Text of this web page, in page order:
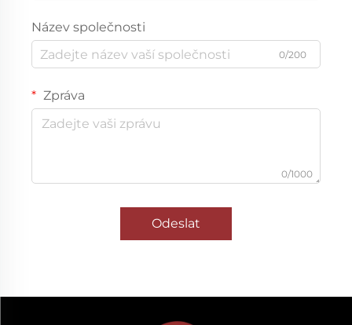
Název společnosti
0/200
Zpráva
0/1000
Odeslat